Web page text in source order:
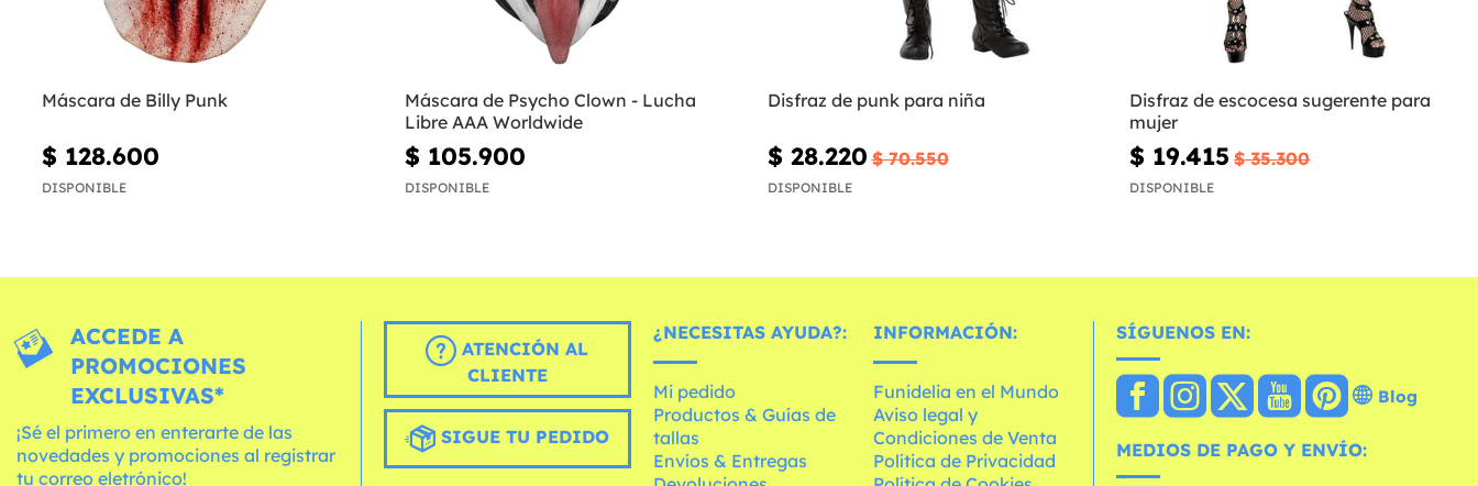
Máscara de Billy Punk
$ 128.600
DISPONIBLE
Máscara de Psycho Clown - Lucha
Libre AAA Worldwide
$ 105.900
DISPONIBLE
Disfraz de punk para niña
$ 28.220 $ 70.550
DISPONIBLE
Disfraz de escocesa sugerente para
mujer
$ 19.415 $ 35.300
DISPONIBLE
ACCEDE A
PROMOCIONES
EXCLUSIVAS*
¡Sé el primero en enterarte de las
novedades y promociones al registrar
tu correo eletrónico!
ATENCIÓN AL
CLIENTE
SIGUE TU PEDIDO
¿NECESITAS AYUDA?:
Mi pedido
Productos & Guías de
tallas
Envíos & Entregas
INFORMACIÓN:
Funidelia en el Mundo
Aviso legal y
Condiciones de Venta
Política de Privacidad
SÍGUENOS EN:
Blog
MEDIOS DE PAGO Y ENVÍO: